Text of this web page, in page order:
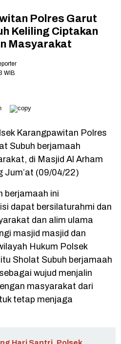
Polres Garut
Keliling Ciptakan
Masyarakat
WIB
Karangpawitan Polres
Subuh berjamaah
di Masjid Al Arham
Jum’at (09/04/22)
berjamaah ini
dapat bersilaturahmi dan
dan alim ulama
masjid masjid dan
Hukum Polsek
Sholat Subuh berjamaah
wujud menjalin
masyarakat dari
tetap menjaga